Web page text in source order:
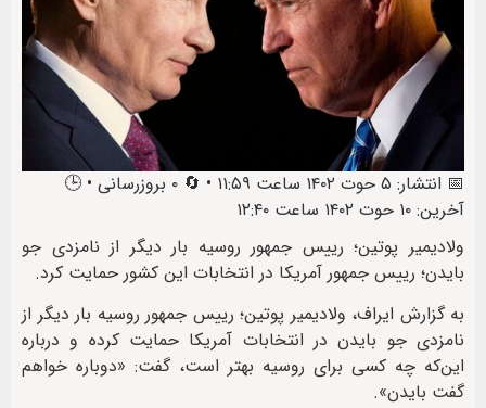
📅 انتشار: ۵ حوت ۱۴۰۲ ساعت ۱۱:۵۹ • 🔄 ۰ بروزرسانی • 🕒
آخرین: ۱۰ حوت ۱۴۰۲ ساعت ۱۲:۴۰
ولادیمیر پوتین؛ رییس جمهور روسیه بار دیگر از نامزدی جو
بایدن؛ رییس جمهور آمریکا در انتخابات این کشور حمایت کرد.
به گزارش ایراف، ولادیمیر پوتین؛ رییس جمهور روسیه بار دیگر از
نامزدی جو بایدن در انتخابات آمریکا حمایت کرده و درباره
این‌که چه کسی برای روسیه بهتر است، گفت: «دوباره خواهم
گفت بایدن».